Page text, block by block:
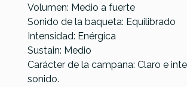
Volumen: Medio a fuerte
Sonido de la baqueta: Equilibrado
Intensidad: Enérgica
Sustain: Medio
Carácter de la campana: Claro e
sonido.
389,00 € 389,00 € 375,00 €
No hay características para